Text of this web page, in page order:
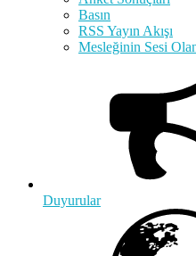
Basın
RSS Yayın Akışı
Mesleğinin Sesi
Duyurular